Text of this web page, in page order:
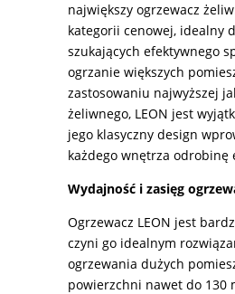
największy ogrzewacz
kategorii cenowej, idealny
szukających efektywnego
ogrzanie większych
zastosowaniu najwyższej
żeliwnego, LEON jest
jego klasyczny design
każdego wnętrza odrobinę
Wydajność i zasięg
Ogrzewacz LEON jest
czyni go idealnym
ogrzewania dużych
powierzchni nawet do 130